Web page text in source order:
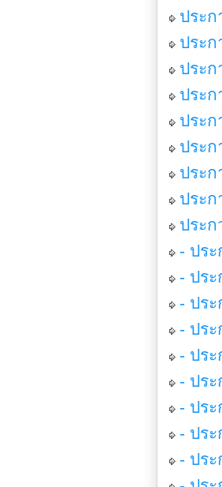
ประ
ประ
ประ
ประ
ประ
ประ
ประ
ประ
ประ
- ปร
- ปร
- ปร
- ปร
- ปร
- ปร
- ปร
- ปร
- ปร